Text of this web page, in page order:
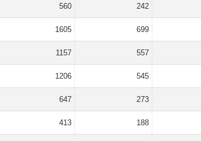
560 242
1605 699
1157 557
1206 545
647 273
413 188